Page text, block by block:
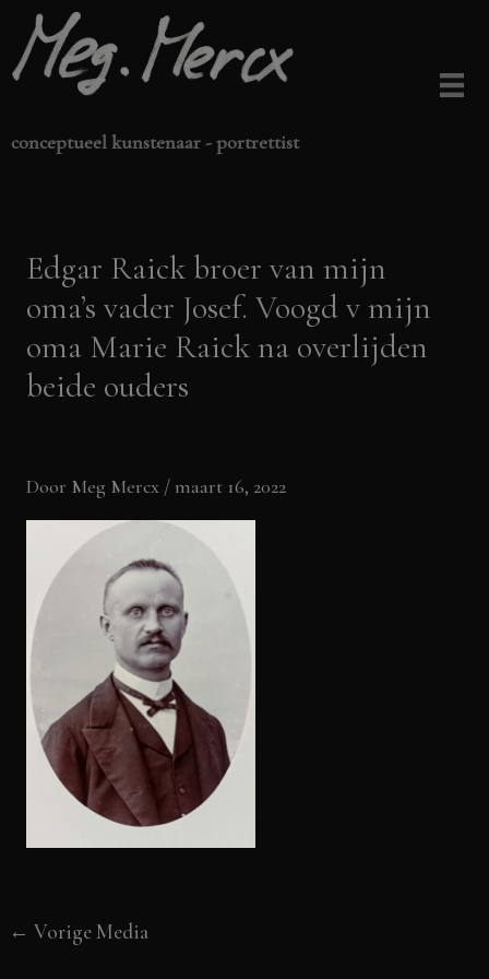
naar
de
conceptueel kunstenaar - portrettist
Edgar Raick broer van mijn
oma’s vader Josef. Voogd v mijn
oma Marie Raick na overlijden
beide ouders
Door Meg Mercx / maart 16, 2022
← Vorige Media